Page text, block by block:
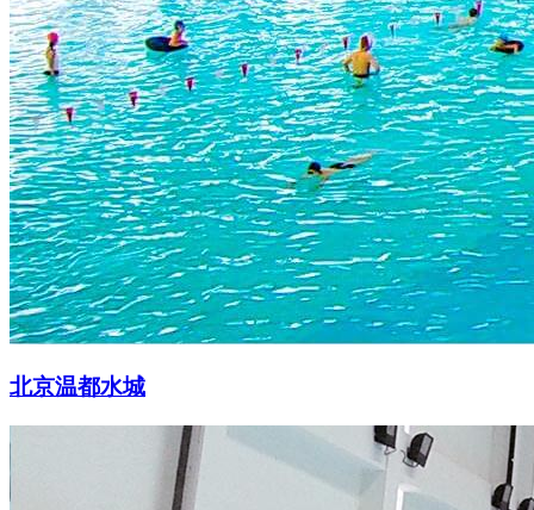
北京温都水城